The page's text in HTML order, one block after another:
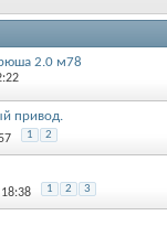
2.0 м78
привод.
1 2
1 2 3